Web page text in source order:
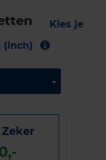
Kies je
(inch)